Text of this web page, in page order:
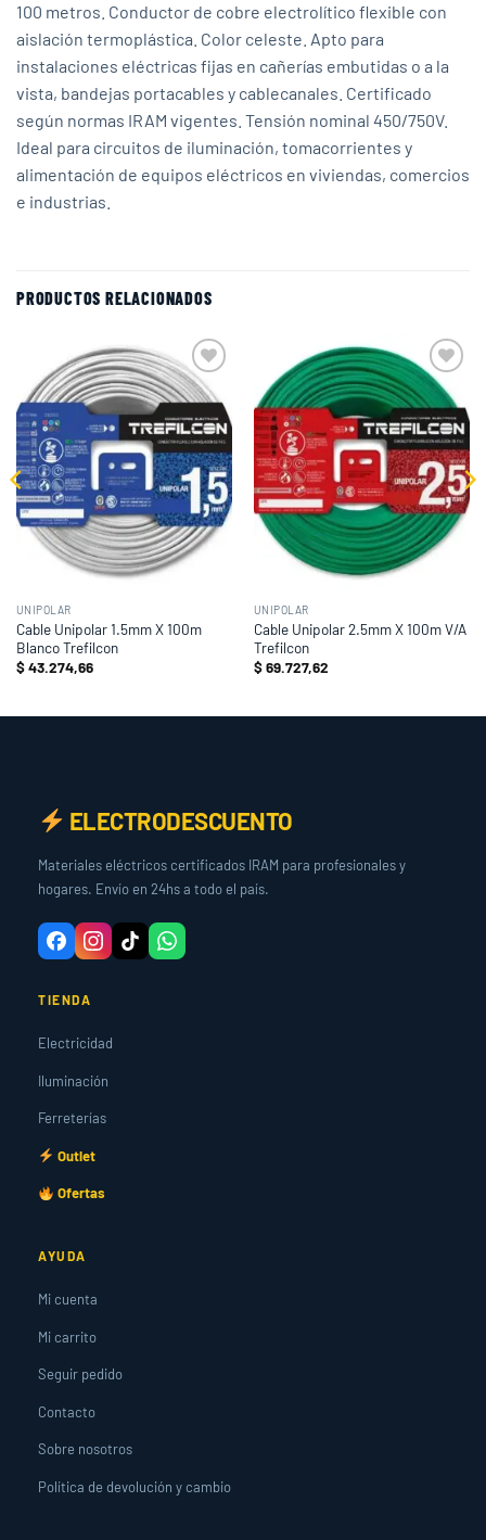
100 metros. Conductor de cobre electrolítico flexible con
aislación termoplástica. Color celeste. Apto para
instalaciones eléctricas fijas en cañerías embutidas o a la
vista, bandejas portacables y cablecanales. Certificado
según normas IRAM vigentes. Tensión nominal 450/750V.
Ideal para circuitos de iluminación, tomacorrientes y
alimentación de equipos eléctricos en viviendas, comercios
e industrias.
PRODUCTOS RELACIONADOS
Add to
wishlist
UNIPOLAR
Cable Unipolar 1.5mm X 100m
Blanco Trefilcon
$43.274,66
Add to
wishlist
UNIPOLAR
Cable Unipolar 2.5mm X 100m V/A
Trefilcon
$69.727,62
ELECTRODESCUENTO
Materiales eléctricos certificados IRAM para profesionales y
hogares. Envío en 24hs a todo el país.
TIENDA
Electricidad
Iluminación
Ferreterías
Outlet
Ofertas
AYUDA
Mi cuenta
Mi carrito
Seguir pedido
Contacto
Sobre nosotros
Política de devolución y cambio